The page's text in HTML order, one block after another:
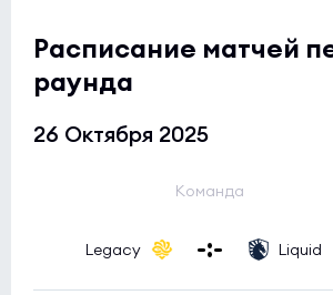
Расписание матчей
раунда
26 Октября 2025
Команда
Legacy Liquid